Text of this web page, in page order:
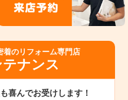
着のリフォーム専門店
ナンス
喜んでお受けします！